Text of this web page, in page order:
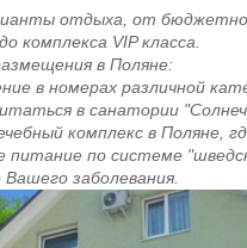
отдыха, от
комплекса VIP класса.
в Поляне:
в номерах различной
в санатории
комплекс в Поляне,
питание по системе
заболевания.